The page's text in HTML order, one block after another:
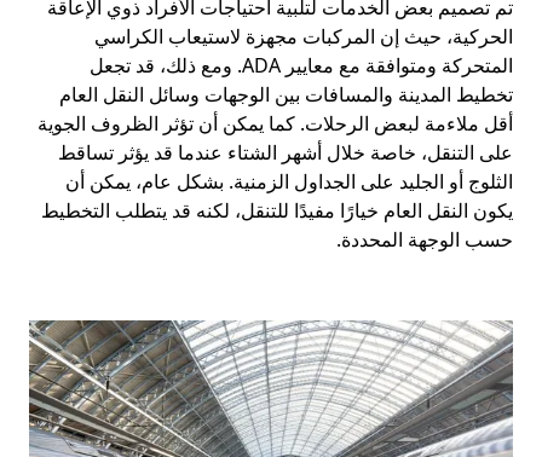
تم تصميم بعض الخدمات لتلبية احتياجات الأفراد ذوي الإعاقة
الحركية، حيث إن المركبات مجهزة لاستيعاب الكراسي
المتحركة ومتوافقة مع معايير ADA. ومع ذلك، قد تجعل
تخطيط المدينة والمسافات بين الوجهات وسائل النقل العام
أقل ملاءمة لبعض الرحلات. كما يمكن أن تؤثر الظروف الجوية
على التنقل، خاصة خلال أشهر الشتاء عندما قد يؤثر تساقط
الثلوج أو الجليد على الجداول الزمنية. بشكل عام، يمكن أن
يكون النقل العام خيارًا مفيدًا للتنقل، لكنه قد يتطلب التخطيط
حسب الوجهة المحددة.